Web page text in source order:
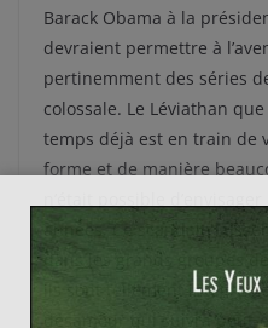
Barack Obama à la
devraient permettre à
pertinemment des séries
colossale. Le Léviathan
temps déjà est en train de
forme et de manière
années. Ce scandale
dans les grands groupes
ils sont tellement intégré
désamour qui suivra peut-